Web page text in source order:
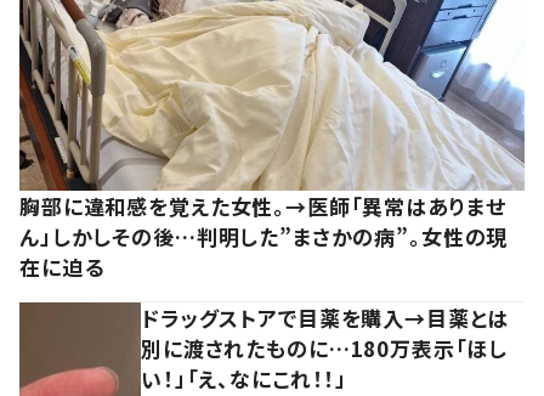
胸部に違和感を覚えた女性。→医師「異常はありませ
ん」しかしその後…判明した”まさかの病”。女性の現
在に迫る
ドラッグストアで目薬を購入→目薬とは
別に渡されたものに…180万表示「ほし
い！」「え、なにこれ！！」